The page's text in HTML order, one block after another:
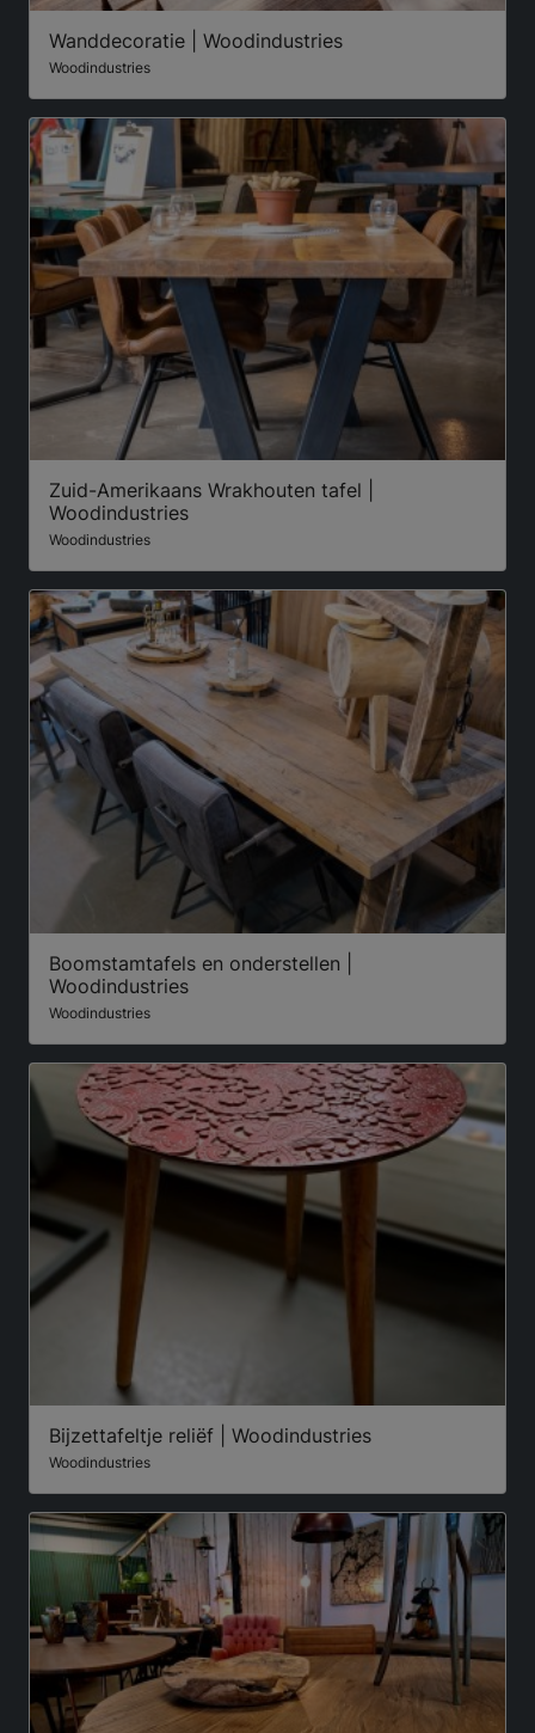
Wanddecoratie | Woodindustries
Woodindustries
Zuid-Amerikaans Wrakhouten tafel |
Woodindustries
Woodindustries
Boomstamtafels en onderstellen |
Woodindustries
Woodindustries
Bijzettafeltje reliëf | Woodindustries
Woodindustries